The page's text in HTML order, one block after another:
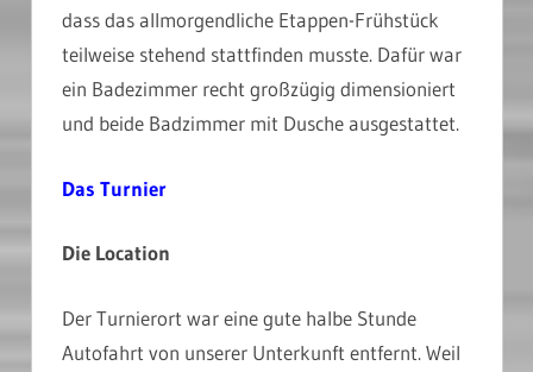
dass das allmorgendliche Etappen-Frühstück
teilweise stehend stattfinden musste. Dafür war
ein Badezimmer recht großzügig dimensioniert
und beide Badzimmer mit Dusche ausgestattet.
Das Turnier
Die Location
Der Turnierort war eine gute halbe Stunde
Autofahrt von unserer Unterkunft entfernt. Weil